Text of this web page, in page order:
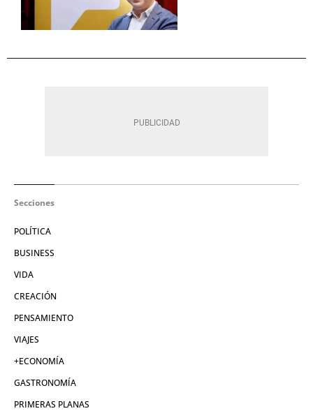
Secciones
POLÍTICA
BUSINESS
VIDA
CREACIÓN
PENSAMIENTO
VIAJES
+ECONOMÍA
GASTRONOMÍA
PRIMERAS PLANAS